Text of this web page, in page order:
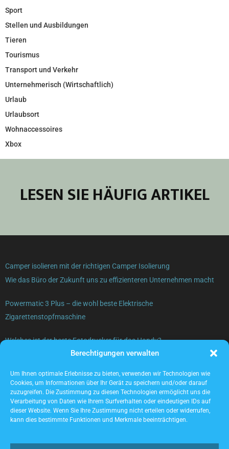
Berechtigungen verwalten
Um Ihnen optimale Erlebnisse zu bieten, verwenden wir Technologien wie
Cookies, um Informationen über Ihr Gerät zu speichern und/oder darauf
zuzugreifen. Die Zustimmung zu diesen Technologien ermöglicht uns die
Verarbeitung von Daten wie Ihrem Surfverhalten oder eindeutigen IDs auf
dieser Website. Wenn Sie Ihre Zustimmung nicht erteilen oder widerrufen,
kann dies bestimmte Funktionen und Merkmale beeinträchtigen.
Sport
Stellen und Ausbildungen
Tieren
Tourismus
Transport und Verkehr
Unternehmerisch (Wirtschaftlich)
Urlaub
Urlaubsort
Wohnaccessoires
Xbox
LESEN SIE HÄUFIG ARTIKEL
Camper isolieren mit der richtigen Camper Isolierung
Wie das Büro der Zukunft uns zu effizienteren Unternehmen macht
Powermatic 3 Plus – die wohl beste Elektrische
Zigarettenstopfmaschine
Welches ist der beste Fotodrucker für das Handy?